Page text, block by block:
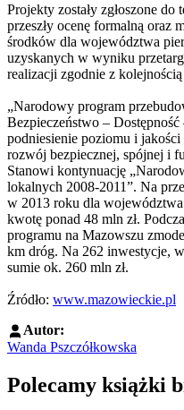
Projekty zostały zgłoszone
przeszły ocenę formalną oraz
środków dla województwa
uzyskanych w wyniku
realizacji zgodnie z
„Narodowy program
Bezpieczeństwo –
podniesienie poziomu i
rozwój bezpiecznej, spójnej i
Stanowi kontynuację
lokalnych 2008-2011”. Na
w 2013 roku dla
kwotę ponad 48 mln zł.
programu na Mazowszu
km dróg. Na 262 inwestycje,
sumie ok. 260 mln zł.
Źródło: www.mazowieckie.pl
Autor:
Wanda Pszczółkowska
Polecamy książki